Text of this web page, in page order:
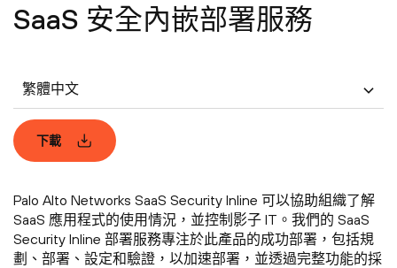
SaaS 安全內嵌部署服務
繁體中文
下載
Palo Alto Networks SaaS Security Inline 可以協助組織了解
SaaS 應用程式的使用情況，並控制影子 IT。我們的 SaaS
Security Inline 部署服務專注於此產品的成功部署，包括規
劃、部署、設定和驗證，以加速部署，並透過完整功能的採